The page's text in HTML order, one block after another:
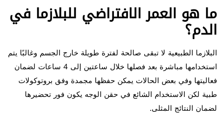
ما هو العمر الافتراضي للبلازما في
الدم؟
البلازما الطبيعية لا تبقى صالحة لفترة طويلة خارج الجسم وغالبًا يتم
استخدامها مباشرة بعد فصلها خلال ساعتين إلى 4 ساعات لضمان
فعاليتها وفي بعض الحالات يمكن حفظها مجمدة وفق بروتوكولات
طبية لكن الاستخدام الشائع في حقن الوجه يكون فور تحضيرها
لضمان النتائج المثلى.